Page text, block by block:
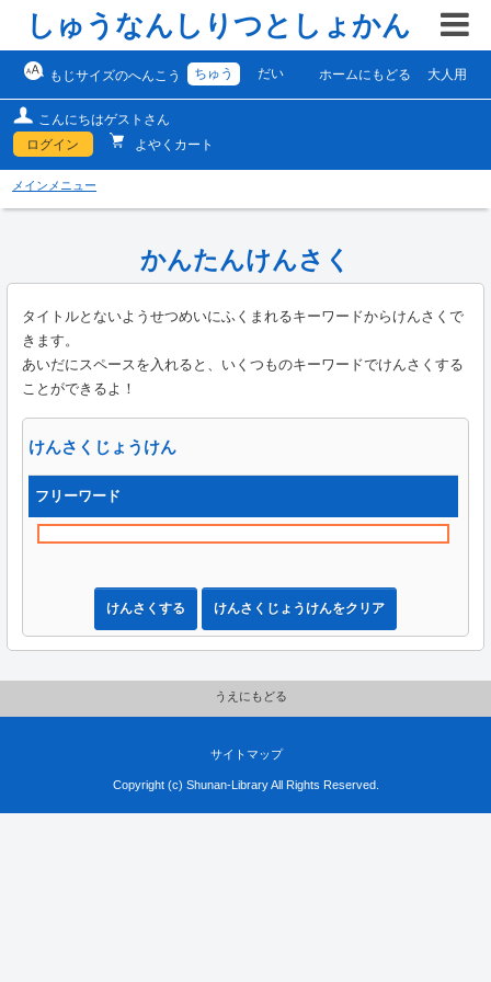
しゅうなんしりつとしょかん
もじサイズのへんこう ちゅう だい ホームにもどる 大人用
こんにちはゲストさん
ログイン
よやくカート
メインメニュー
かんたんけんさく
タイトルとないようせつめいにふくまれるキーワードからけんさくで
きます。
あいだにスペースを入れると、いくつものキーワードでけんさくする
ことができるよ！
けんさくじょうけん
フリーワード
けんさくする けんさくじょうけんをクリア
うえにもどる
サイトマップ
Copyright (c) Shunan-Library All Rights Reserved.